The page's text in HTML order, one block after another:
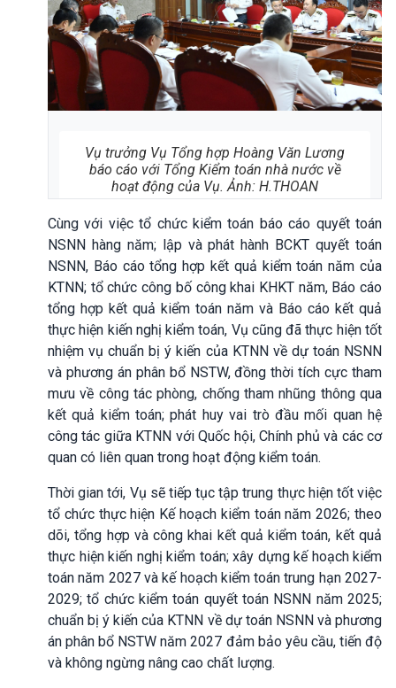
Vụ trưởng Vụ Tổng hợp Hoàng Văn Lương
báo cáo với Tổng Kiểm toán nhà nước về
hoạt động của Vụ. Ảnh: H.THOAN
Cùng với việc tổ chức kiểm toán báo cáo quyết toán
NSNN hàng năm; lập và phát hành BCKT quyết toán
NSNN, Báo cáo tổng hợp kết quả kiểm toán năm của
KTNN; tổ chức công bố công khai KHKT năm, Báo cáo
tổng hợp kết quả kiểm toán năm và Báo cáo kết quả
thực hiện kiến nghị kiểm toán, Vụ cũng đã thực hiện tốt
nhiệm vụ chuẩn bị ý kiến của KTNN về dự toán NSNN
và phương án phân bổ NSTW, đồng thời tích cực tham
mưu về công tác phòng, chống tham nhũng thông qua
kết quả kiểm toán; phát huy vai trò đầu mối quan hệ
công tác giữa KTNN với Quốc hội, Chính phủ và các cơ
quan có liên quan trong hoạt động kiểm toán.
Thời gian tới, Vụ sẽ tiếp tục tập trung thực hiện tốt việc
tổ chức thực hiện Kế hoạch kiểm toán năm 2026; theo
dõi, tổng hợp và công khai kết quả kiểm toán, kết quả
thực hiện kiến nghị kiểm toán; xây dựng kế hoạch kiểm
toán năm 2027 và kế hoạch kiểm toán trung hạn 2027-
2029; tổ chức kiểm toán quyết toán NSNN năm 2025;
chuẩn bị ý kiến của KTNN về dự toán NSNN và phương
án phân bổ NSTW năm 2027 đảm bảo yêu cầu, tiến độ
và không ngừng nâng cao chất lượng.